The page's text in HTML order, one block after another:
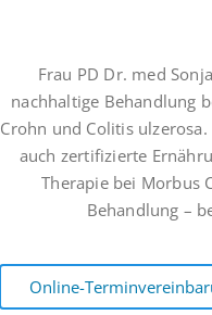
Frau PD Dr. med
nachhaltige Behandlung
Crohn und Colitis
auch zertifizierte
Therapie bei Morbus
Behandlung –
Online-